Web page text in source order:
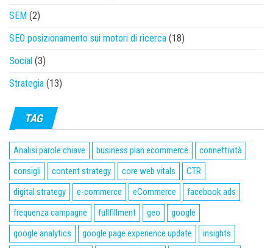
SEM (2)
SEO posizionamento sui motori di ricerca (18)
Social (3)
Strategia (13)
TAG
Analisi parole chiave business plan ecommerce
connettività
consigli
content strategy core web vitals
CTR
digital strategy
e-commerce eCommerce
facebook ads
frequenza campagne
fullfillment geo
google
google analytics
google page experience update
insights